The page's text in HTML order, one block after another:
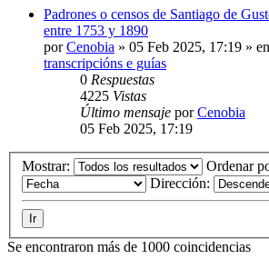
Padrones o censos de Santiago de
entre 1753 y 1890
porCenobia » 05 Feb 2025, 17:19 » en
transcripcións e guías
0 Respuestas
4225 Vistas
Último mensaje porCenobia
05 Feb 2025, 17:19
Mostrar:
Ordenar
Dirección:
Se encontraron más de 1000 coincidencias